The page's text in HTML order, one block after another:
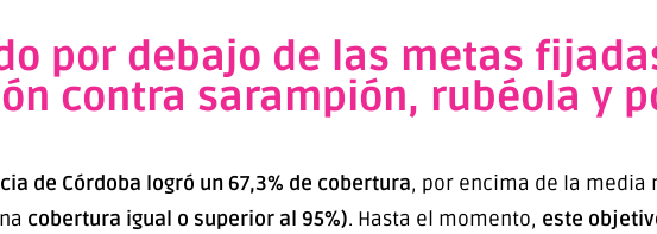
por debajo de las metas
contra sarampión, rubéola y
de Córdoba logró un 67,3% de cobertura, por encima de la media
cobertura igual o superior al 95%). Hasta el momento, este